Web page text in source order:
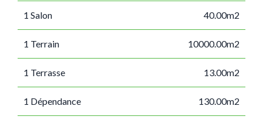
1 Salon 40.00m2
1 Terrain 10000.00m2
1 Terrasse 13.00m2
1 Dépendance 130.00m2